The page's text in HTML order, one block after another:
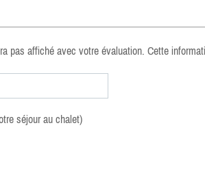
pas affiché avec votre évaluation. Cette
séjour au chalet)